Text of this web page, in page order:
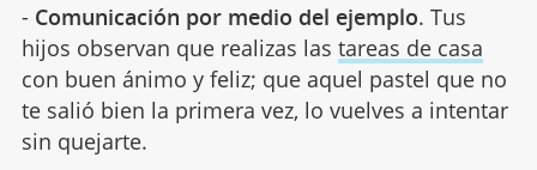
- Comunicación por medio del ejemplo. Tus
hijos observan que realizas las tareas de casa
con buen ánimo y feliz; que aquel pastel que no
te salió bien la primera vez, lo vuelves a intentar
sin quejarte.